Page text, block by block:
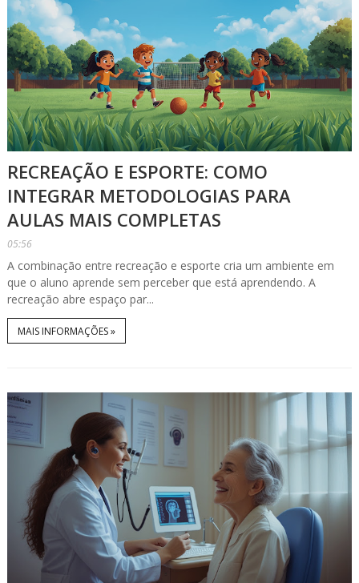
RECREAÇÃO E ESPORTE: COMO
INTEGRAR METODOLOGIAS PARA
AULAS MAIS COMPLETAS
05:56
A combinação entre recreação e esporte cria um ambiente em
que o aluno aprende sem perceber que está aprendendo. A
recreação abre espaço par...
MAIS INFORMAÇÕES »